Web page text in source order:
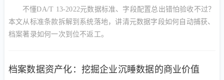
不懂DA/T 13-2022元数据标准、字段配置总出错怕验收不过？
本文从标准条款拆解到系统落地，讲清元数据字段如何自动捕获、
档案著录如何一次到位不返工。
档案数据资产化：挖掘企业沉睡数据的商业价值